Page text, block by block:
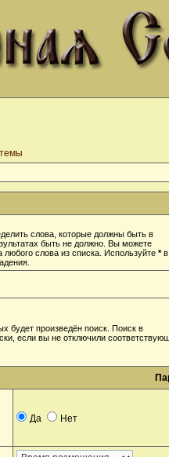
слова, которые должны быть в
быть не должно. Вы можете
любого слова из списка. Используйте *в
будет произведён поиск. Поиск в
если вы не отключили
Да Нет